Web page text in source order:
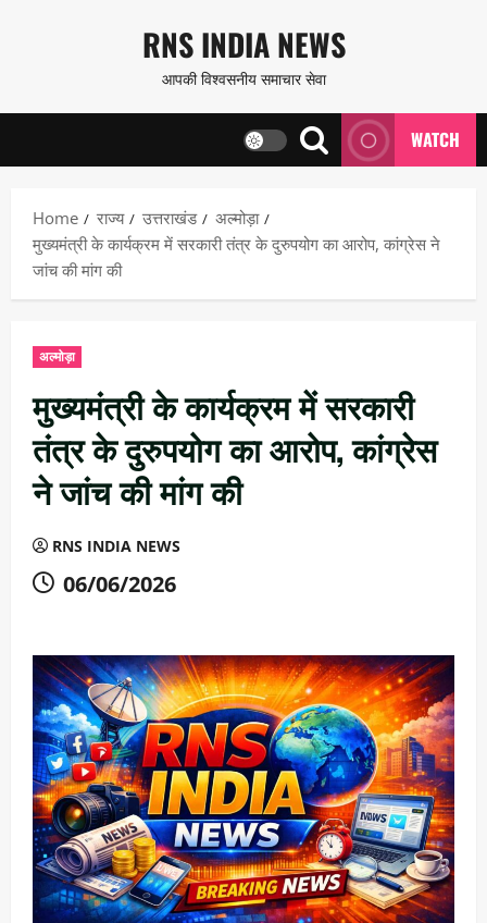
content
RNS INDIA NEWS
आपकी विश्वसनीय समाचार सेवा
WATCH
Home राज्य उत्तराखंड
अल्मोड़ा
मुख्यमंत्री के कार्यक्रम में सरकारी तंत्र के दुरुपयोग का आरोप, कांग्रेस ने
जांच की मांग की
अल्मोड़ा
मुख्यमंत्री के कार्यक्रम में सरकारी
तंत्र के दुरुपयोग का आरोप, कांग्रेस
ने जांच की मांग की
RNS INDIA NEWS
06/06/2026